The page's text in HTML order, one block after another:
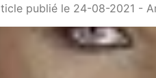
publié le 24-08-2021 -